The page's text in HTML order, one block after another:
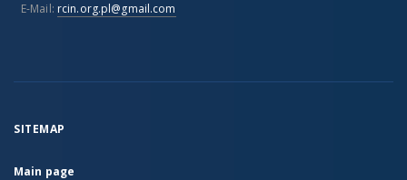
E-Mail: rcin.org.pl@gmail.com
SITEMAP
Main page